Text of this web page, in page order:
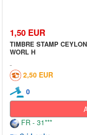
1,50 EUR
TIMBRE STAMP
WORL H
2,50 EUR
0
FR - 31***